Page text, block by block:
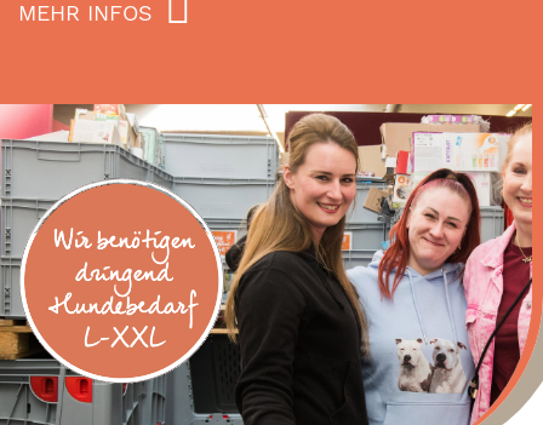
MEHR INFOS